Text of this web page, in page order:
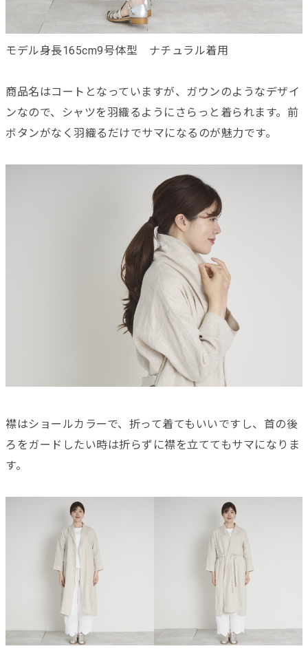
モデル身長165cm9号体型 ナチュラル着用
商品名はコートとなっていますが、ガウンのようなデザイ
ンなので、シャツを羽織るようにさらっと着られます。前
ボタンがなく羽織るだけでサマになるのが魅力です。
襟はショールカラーで、折って着てもいいですし、首の後
ろをガードしたい時は折らずに襟を立ててもサマになりま
す。